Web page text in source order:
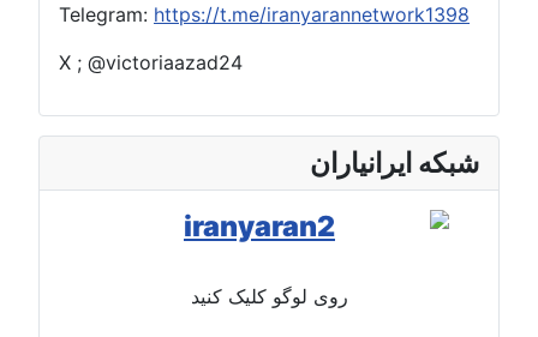
Telegram: https://t.me/iranyarannetwork1398
X ; @victoriaazad24
شبکه ایرانیاران
روی لوگو کلیک کنید